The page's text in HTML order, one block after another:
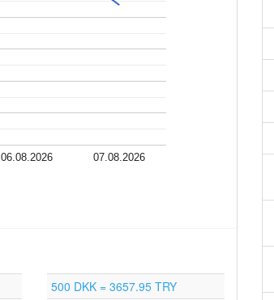
06.08.2026 07.08.2026
500 DKK = 3657.95 TRY